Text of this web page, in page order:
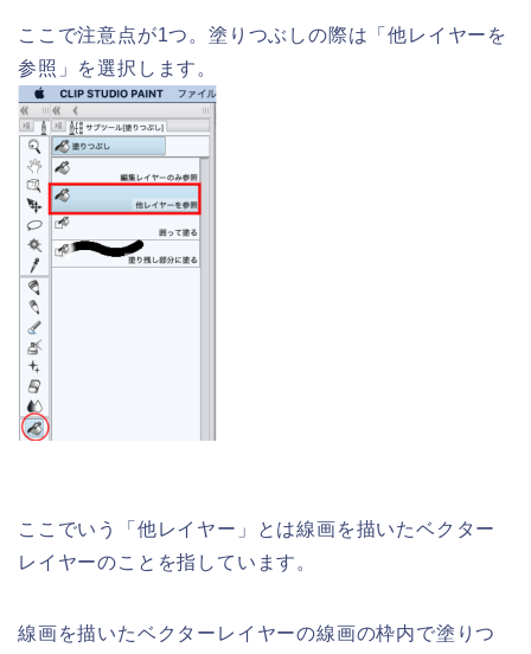
ここで注意点が1つ。塗りつぶしの際は「他レイヤーを
参照」を選択します。
ここでいう「他レイヤー」とは線画を描いたベクター
レイヤーのことを指しています。
線画を描いたベクターレイヤーの線画の枠内で塗りつ